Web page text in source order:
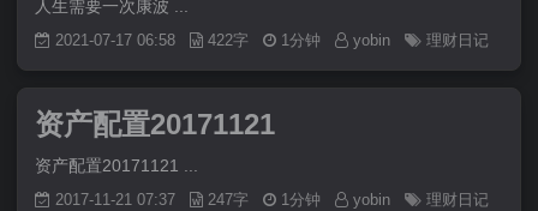
2021-07-17 06:58 422字 1分钟 yobin 理财日记
资产配置20171121
2017-11-21 07:37 247字 1分钟 yobin 理财日记